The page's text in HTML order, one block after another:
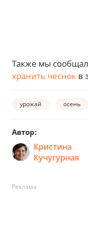
Также мы
хранить чеснок в
урожай осень
Автор:
Кристина
Кучугурная
Реклама